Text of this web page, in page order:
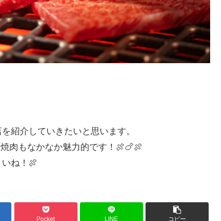
紹介していきたいと思います。
肉もなかなか魅力的です！🍖🍗🍖
ね！🍖
Pocket LINE コピー